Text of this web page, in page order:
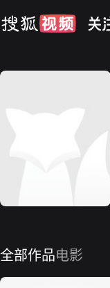
全部作品电影